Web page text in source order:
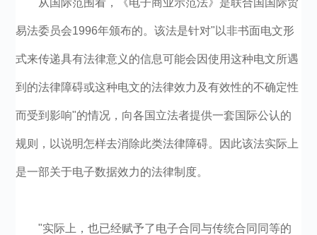
从国际范围看，《电子商业示范法》是联合国国际贸
易法委员会1996年颁布的。该法是针对"以非书面电文形
式来传递具有法律意义的信息可能会因使用这种电文所遇
到的法律障碍或这种电文的法律效力及有效性的不确定性
而受到影响"的情况，向各国立法者提供一套国际公认的
规则，以说明怎样去消除此类法律障碍。因此该法实际上
是一部关于电子数据效力的法律制度。
"实际上，也已经赋予了电子合同与传统合同同等的